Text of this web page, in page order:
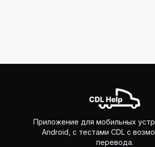
Приложение для мобильных
Android, с тестами CDL с
перевода.